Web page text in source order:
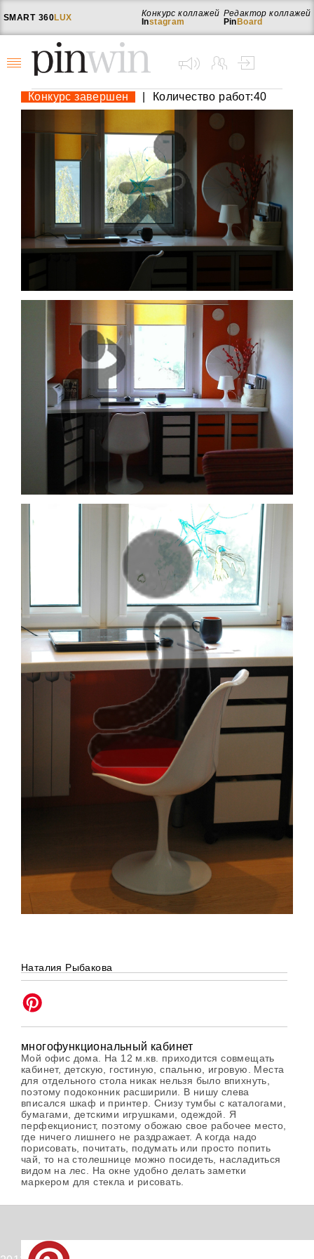
SMART 360LUX
Редактор коллажей
Pin Board
Конкурс коллажей
Instagram
Конкурс завершен Количество работ:40
Наталия Рыбакова
многофункциональный кабинет
Мой офис дома. На 12 м.кв. приходится совмещать
кабинет, детскую, гостиную, спальню, игровую. Места
для отдельного стола никак нельзя было впихнуть,
поэтому подоконник расширили. В нишу слева
вписался шкаф и принтер. Снизу тумбы с каталогами,
бумагами, детскими игрушками, одеждой. Я
перфекционист, поэтому обожаю свое рабочее место,
где ничего лишнего не раздражает. А когда надо
порисовать, почитать, подумать или просто попить
чай, то на столешнице можно посидеть, насладиться
видом на лес. На окне удобно делать заметки
маркером для стекла и рисовать.